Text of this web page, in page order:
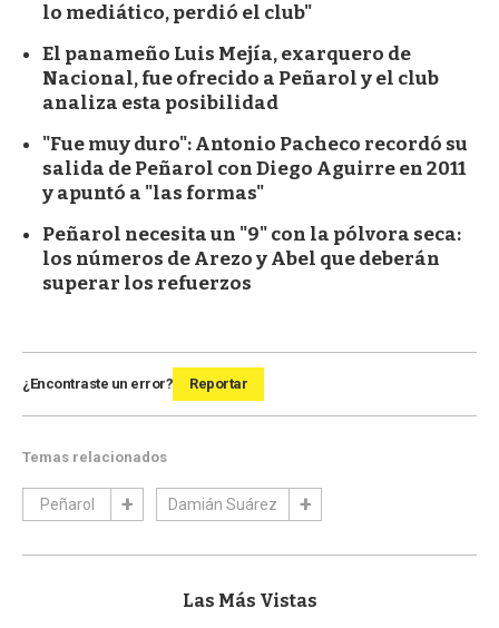
lo mediático, perdió el club"
El panameño Luis Mejía, exarquero de
Nacional, fue ofrecido a Peñarol y el club
analiza esta posibilidad
"Fue muy duro": Antonio Pacheco recordó su
salida de Peñarol con Diego Aguirre en 2011
y apuntó a "las formas"
Peñarol necesita un "9" con la pólvora seca:
los números de Arezo y Abel que deberán
superar los refuerzos
¿Encontraste un error? Reportar
Temas relacionados
Peñarol Damián Suárez
Las Más Vistas